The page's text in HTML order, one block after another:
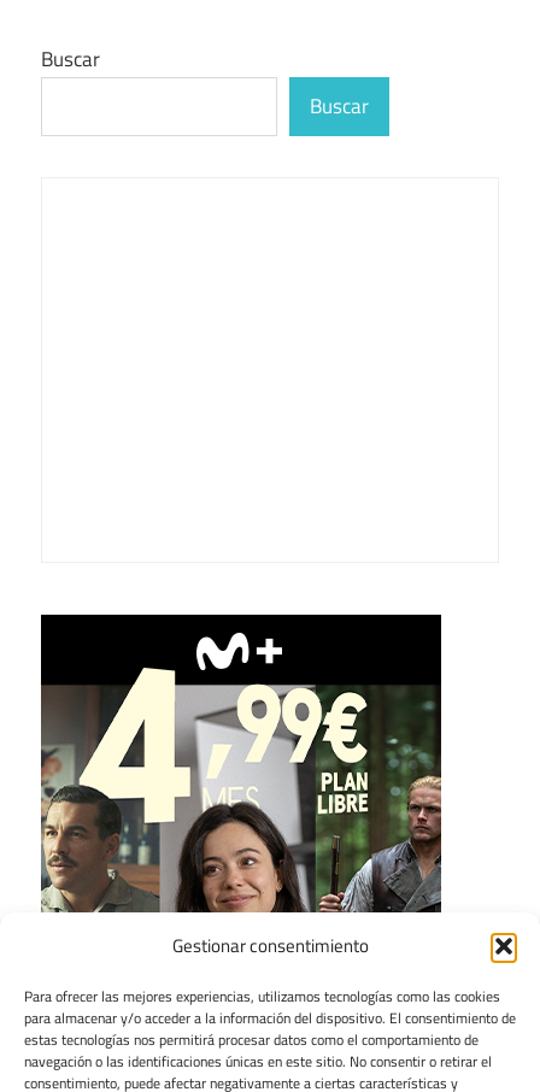
Gestionar consentimiento
Para ofrecer las mejores experiencias, utilizamos tecnologías como las cookies
para almacenar y/o acceder a la información del dispositivo. El consentimiento de
estas tecnologías nos permitirá procesar datos como el comportamiento de
navegación o las identificaciones únicas en este sitio. No consentir o retirar el
consentimiento, puede afectar negativamente a ciertas características y
Buscar
Buscar